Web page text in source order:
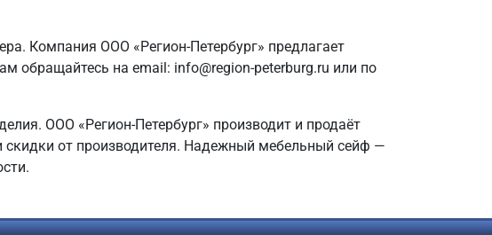
Компания ООО «Регион-Петербург» предлагает
обращайтесь на email: info@region-peterburg.ru или по
ООО «Регион-Петербург» производит и продаёт
скидки от производителя. Надежный мебельный сейф —